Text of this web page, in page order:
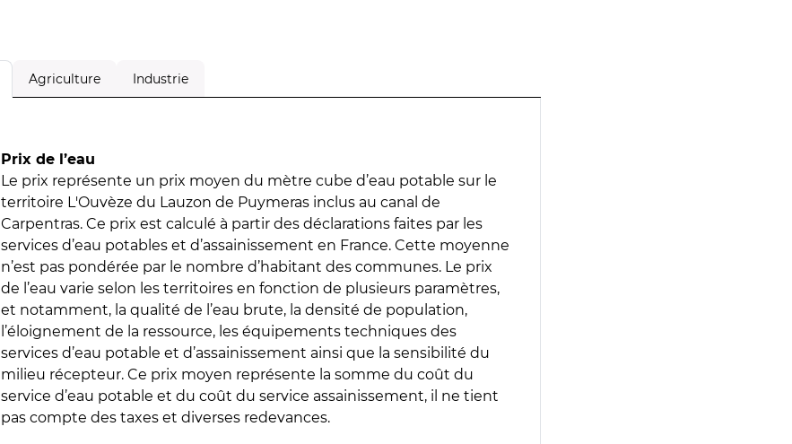
Agriculture Industrie
Prix de l’eau
Le prix représente un prix moyen du mètre cube d’eau potable sur le
territoire L'Ouvèze du Lauzon de Puymeras inclus au canal de
Carpentras. Ce prix est calculé à partir des déclarations faites par les
services d’eau potables et d’assainissement en France. Cette moyenne
n’est pas pondérée par le nombre d’habitant des communes. Le prix
de l’eau varie selon les territoires en fonction de plusieurs paramètres,
et notamment, la qualité de l’eau brute, la densité de population,
l’éloignement de la ressource, les équipements techniques des
services d’eau potable et d’assainissement ainsi que la sensibilité du
milieu récepteur. Ce prix moyen représente la somme du coût du
service d’eau potable et du coût du service assainissement, il ne tient
pas compte des taxes et diverses redevances.